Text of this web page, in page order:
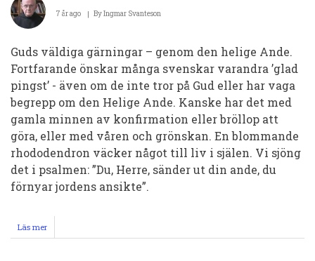
7 år ago ByIngmar Svanteson
Guds väldiga gärningar – genom den helige Ande.
Fortfarande önskar många svenskar varandra ’glad
pingst’ - även om de inte tror på Gud eller har vaga
begrepp om den Helige Ande. Kanske har det med
gamla minnen av konfirmation eller bröllop att
göra, eller med våren och grönskan. En blom­man­­de
rhododend­ron väcker nå­got till liv i själen. Vi sjöng
det i psalmen: ”Du, Herre, sänder ut din an­de, du
förnyar jordens ansikte”.
Läs mer
Pingstdagen